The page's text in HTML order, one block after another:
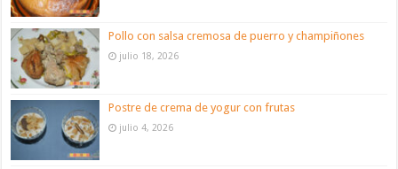
Pollo con salsa cremosa de puerro y champiñones
julio 18, 2026
Postre de crema de yogur con frutas
julio 4, 2026